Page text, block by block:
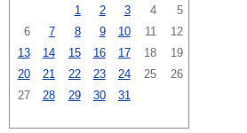
1
2 3 4
5
6
7 8 9 10 11
12
13
14 15 16 17 18
19
20
21 22 23 24 25
26
27
28 29 30 31